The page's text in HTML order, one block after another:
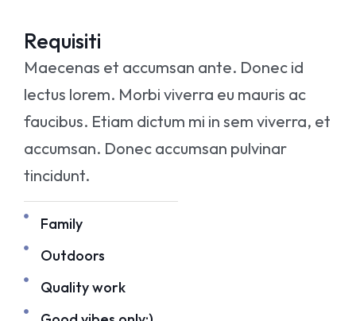
Requisiti
Maecenas et accumsan ante. Donec id
lectus lorem. Morbi viverra eu mauris ac
faucibus. Etiam dictum mi in sem viverra, et
accumsan. Donec accumsan pulvinar
tincidunt.
Family
Outdoors
Quality work